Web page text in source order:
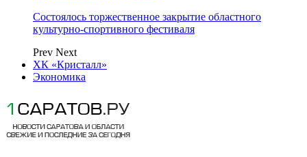
Состоялось торжественное закрытие областного
культурно-спортивного фестиваля
Prev Next
ХК «Кристалл»
Экономика